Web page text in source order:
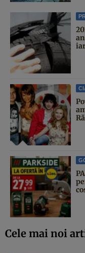
Cele mai noi